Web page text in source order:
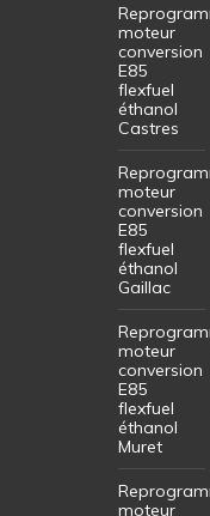
moteur
conversion
E85
flexfuel
éthanol
Castres
moteur
conversion
E85
flexfuel
éthanol
Gaillac
moteur
conversion
E85
flexfuel
éthanol
Muret
moteur